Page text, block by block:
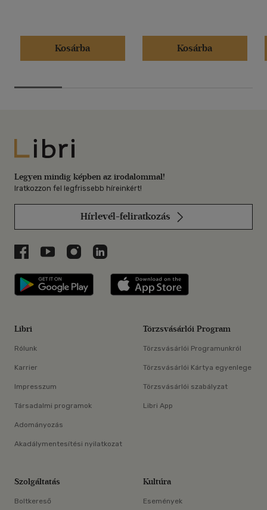
Kosárba Kosárba
Libri
Legyen mindig képben az irodalommal!
Iratkozzon fel legfrissebb híreinkért!
Hírlevél-feliratkozás
Libri a Facebookon
Libri a Youtube-on
Libri az Instagramon
Libri a LinkedInen
Libri applikáció Szerezd meg: Google
Libri
Rólunk
Karrier
Impresszum
Társadalmi programok
Adományozás
Akadálymentesítési nyilatkozat
Törzsvásárlói Program
Törzsvásárlói Programunkról
Törzsvásárlói Kártya egyenlege
Törzsvásárlói szabályzat
Libri App
Szolgáltatás
Boltkereső
Kultúra
Események